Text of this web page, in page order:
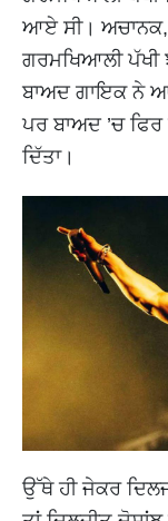
ਆਏ ਸੀ।
ਗਰਮਖਿਆਲੀ
ਬਾਅਦ ਗਾਇਕ ਨੇ
ਪਰ ਬਾਅਦ ’ਚ
ਦਿੱਤਾ।
ਉੱਥੇ ਹੀ ਜੇਕਰ